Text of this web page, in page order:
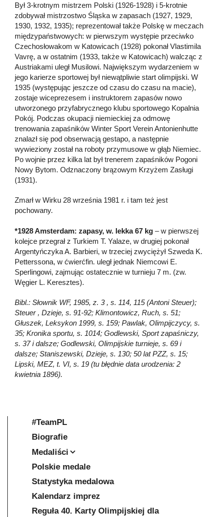
Był 3-krotnym mistrzem Polski (1926-1928) i 5-krotnie
zdobywał mistrzostwo Śląska w zapasach (1927, 1929,
1930, 1932, 1935); reprezentował także Polskę w meczach
międzypaństwowych: w pierwszym występie przeciwko
Czechosłowakom w Katowicach (1928) pokonał Vlastimila
Vavrę, a w ostatnim (1933, także w Katowicach) walcząc z
Austriakami uległ Musilowi. Największym wydarzeniem w
jego karierze sportowej był niewątpliwie start olimpijski. W
1935 (występując jeszcze od czasu do czasu na macie),
zostaje wiceprezesem i instruktorem zapasów nowo
utworzonego przyfabrycznego klubu sportowego Kopalnia
Pokój. Podczas okupacji niemieckiej za odmowę
trenowania zapaśników Winter Sport Verein Antonienhutte
znalazł się pod obserwacją gestapo, a następnie
wywieziony został na roboty przymusowe w głąb Niemiec.
Po wojnie przez kilka lat był trenerem zapaśników Pogoni
Nowy Bytom. Odznaczony brązowym Krzyżem Zasługi
(1931).
Zmarł w Wirku 28 września 1981 r. i tam też jest
pochowany.
*1928 Amsterdam: zapasy, w. lekka 67 kg – w pierwszej
kolejce przegrał z Turkiem T. Yalaze, w drugiej pokonał
Argentyńczyka A. Barbieri, w trzeciej zwyciężył Szweda K.
Petterssona, w ćwierćfin. uległ jednak Niemcowi E.
Sperlingowi, zajmując ostatecznie w turnieju 7 m. (zw.
Węgier L. Keresztes).
Bibl.: Słownik WF, 1985, z. 3 , s. 114, 115 (Antoni Steuer);
Steuer , Dzieje, s. 91-92; Klimontowicz, Ruch, s. 51;
Głuszek, Leksykon 1999, s. 159; Pawlak, Olimpijczycy, s.
35; Kronika sportu, s. 1014; Godlewski, Sport zapaśniczy,
s. 37 i dalsze; Godlewski, Olimpijskie turnieje, s. 69 i
dalsze; Staniszewski, Dzieje, s. 130; 50 lat PZZ, s. 15;
Lipski, MEZ, t. VI, s. 19 (tu błędnie data urodzenia: 2
kwietnia 1896).
#TeamPL
Biografie
Medaliści
Polskie medale
Statystyka medalowa
Kalendarz imprez
Reguła 40. Karty Olimpijskiej dla